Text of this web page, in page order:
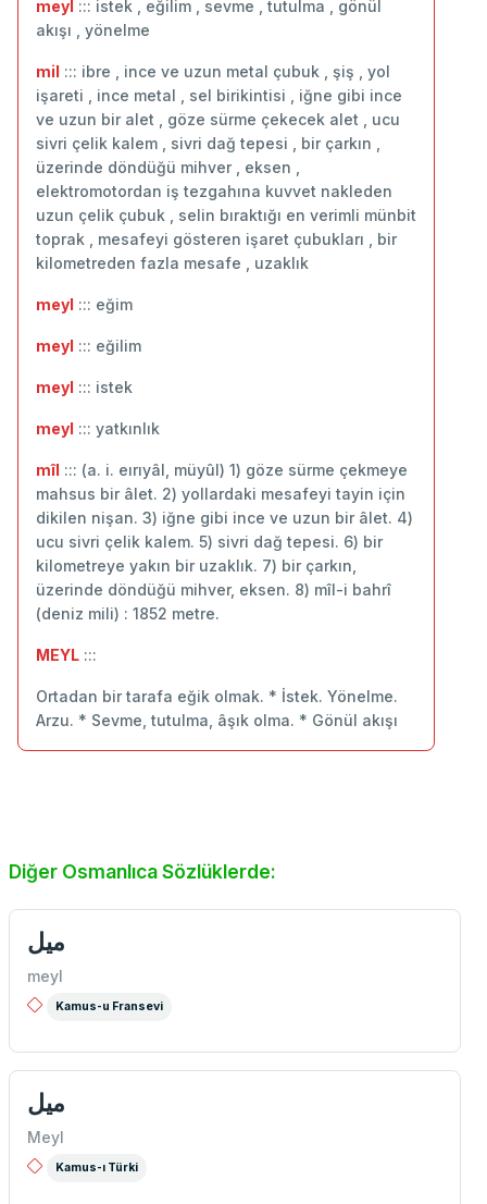
meyl ::: istek , eğilim , sevme , tutulma , gönül
akışı , yönelme
mil ::: ibre , ince ve uzun metal çubuk , şiş , yol
işareti , ince metal , sel birikintisi , iğne gibi ince
ve uzun bir alet , göze sürme çekecek alet , ucu
sivri çelik kalem , sivri dağ tepesi , bir çarkın ,
üzerinde döndüğü mihver , eksen ,
elektromotordan iş tezgahına kuvvet nakleden
uzun çelik çubuk , selin bıraktığı en verimli münbit
toprak , mesafeyi gösteren işaret çubukları , bir
kilometreden fazla mesafe , uzaklık
meyl ::: ‬eğim
meyl ::: eğilim
meyl ::: istek
meyl ::: yatkınlık
mîl ::: (a. i. eırıyâl, müyûl) 1) göze sürme çekmeye
mahsus bir âlet. 2) yollardaki mesafeyi tayin için
dikilen nişan. 3) iğne gibi ince ve uzun bir âlet. 4)
ucu sivri çelik kalem. 5) sivri dağ tepesi. 6) bir
kilometreye yakın bir uzaklık. 7) bir çarkın,
üzerinde döndüğü mihver, eksen. 8) mîl-i bahrî
(deniz mili) : 1852 metre.
MEYL :::
Ortadan bir tarafa eğik olmak. * İstek. Yönelme.
Arzu. * Sevme, tutulma, âşık olma. * Gönül akışı
Diğer Osmanlıca Sözlüklerde:
میل
meyl
Kamus-u Fransevi
ميل
Meyl
Kamus-ı Türki